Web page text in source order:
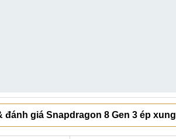
đánh giá Snapdragon 8 Gen 3 ép